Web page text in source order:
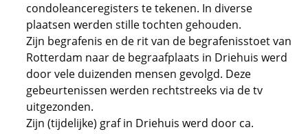
condoleanceregisters te tekenen. In diverse
plaatsen werden stille tochten gehouden.
Zijn begrafenis en de rit van de begrafenisstoet van
Rotterdam naar de begraafplaats in Driehuis werd
door vele duizenden mensen gevolgd. Deze
gebeurtenissen werden rechtstreeks via de tv
uitgezonden.
Zijn (tijdelijke) graf in Driehuis werd door ca.